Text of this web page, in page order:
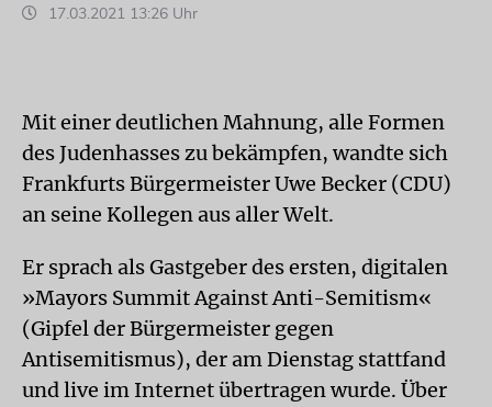
17.03.2021 13:26 Uhr
Mit einer deutlichen Mahnung, alle Formen
des Judenhasses zu bekämpfen, wandte sich
Frankfurts Bürgermeister Uwe Becker (CDU)
an seine Kollegen aus aller Welt.
Er sprach als Gastgeber des ersten, digitalen
»Mayors Summit Against Anti-Semitism«
(Gipfel der Bürgermeister gegen
Antisemitismus), der am Dienstag stattfand
und live im Internet übertragen wurde. Über